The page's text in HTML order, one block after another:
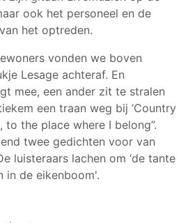
ook het personeel en de
het optreden.
vonden we boven
Lesage achteraf. En
mee, een ander zit te stralen
een traan weg bij ‘Country
to the place where I belong”.
twee gedichten voor van
luisteraars lachen om ‘de tante
in de eikenboom'.